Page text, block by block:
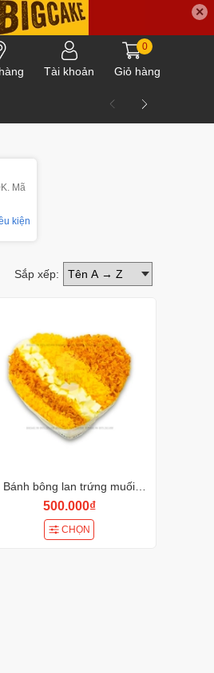
✕
Tài khoản
0
Giỏ hàng
Mã
kiện
Sắp xếp:
Bánh bông lan trứng muối
BK142
500.000₫
CHỌN